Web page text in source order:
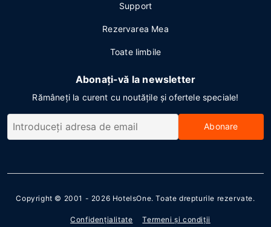
Support
Rezervarea Mea
Toate limbile
Abonați-vă la newsletter
Rămâneți la curent cu noutățile și ofertele speciale!
Abonare
Copyright © 2001 - 2026 HotelsOne. Toate drepturile rezervate.
Confidenţialitate Termeni şi condiţii